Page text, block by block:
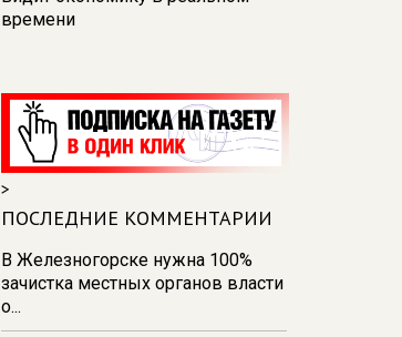
времени
Карла Маркса
12:17
В Курске прокуратура
добивается возмещения для
девочки - подростка ущерба за
побои
11:58В Курской области
обрушившаяся стена повлекла
возбуждение уголовного дела в
отношении ИП
>
ПОСЛЕДНИЕ КОММЕНТАРИИ
В Железногорске нужна 100%
зачистка местных органов власти
о...